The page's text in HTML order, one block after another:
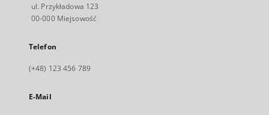
ul. Przykładowa 123
00-000 Miejsowość
Telefon
(+48) 123 456 789
E-Mail